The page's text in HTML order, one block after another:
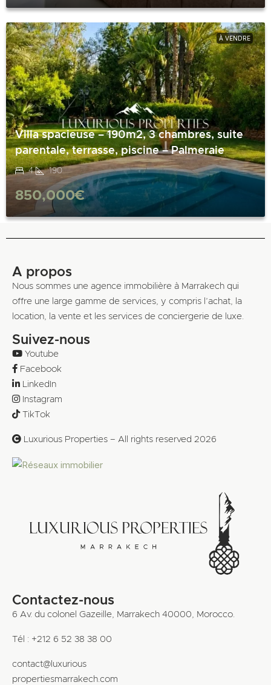
À VENDRE
Villa spacieuse – 190m2, 3 chambres, suite
parentale, terrasse, piscine – Palmeraie
4 190
850,000€
A propos
Nous sommes une agence immobilière à Marrakech qui
offre une large gamme de services, y compris l’achat, la
location, la vente et les services de conciergerie de luxe.
Suivez-nous
Youtube
Facebook
LinkedIn
Instagram
TikTok
Luxurious Properties – All rights reserved 2026
Contactez-nous
6 Av. du colonel Gazeille, Marrakech 40000, Morocco.
Tél : +212 6 52 38 38 00
contact@luxurious
propertiesmarrakech.com